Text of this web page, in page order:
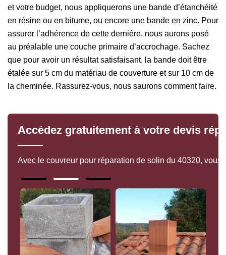
et votre budget, nous appliquerons une bande d’étanchéité
en résine ou en bitume, ou encore une bande en zinc. Pour
assurer l’adhérence de cette dernière, nous aurons posé
au préalable une couche primaire d’accrochage. Sachez
que pour avoir un résultat satisfaisant, la bande doit être
étalée sur 5 cm du matériau de couverture et sur 10 cm de
la cheminée. Rassurez-vous, nous saurons comment faire.
Accédez gratuitement à votre devis
Avec le couvreur pour réparation de solin du 40320,